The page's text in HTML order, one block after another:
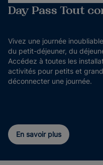
Day Pass Tout
Vivez une journée
du petit-déjeuner, du
Accédez à toutes les
activités pour petits et
déconnecter une journée.
En savoir plus